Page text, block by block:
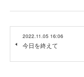
2022.11.05 16:06
今日を終えて